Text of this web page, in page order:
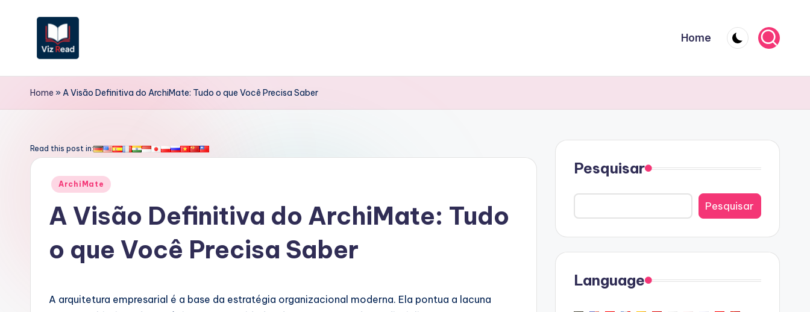
V
iz
e
Home
Home »A Visão Definitiva do ArchiMate: Tudo o que Você Precisa Saber
Read this post in:
Posted
ArchiMate
A Visão Definitiva do ArchiMate: Tudo
o que Você Precisa Saber
A arquitetura empresarial é a base da estratégia organizacional moderna. Ela pontua a lacuna
Pesquisar
Pesquisar
Language